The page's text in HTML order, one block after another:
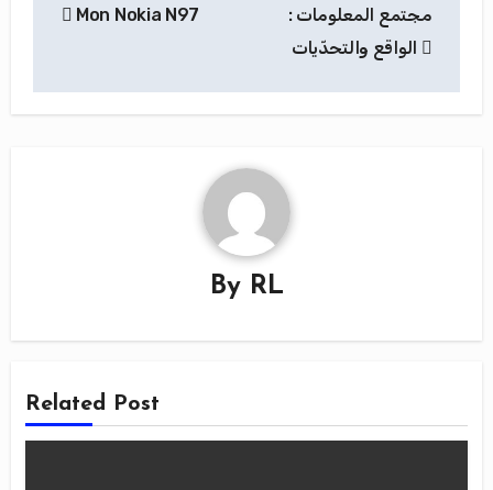
Mon Nokia N97
مجتمع المعلومات :
By RL
Related Post